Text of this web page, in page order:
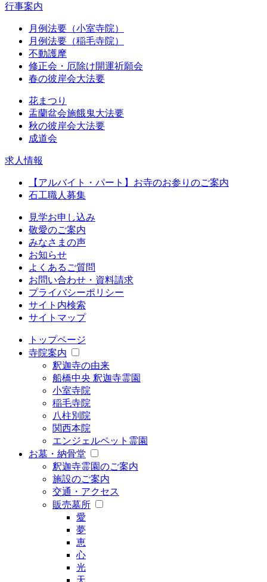
行事案内
月例法要（小室寺院）
月例法要（稲毛寺院）
不動護摩
修正会・厄除け開運祈願会
春の彼岸会大法要
花まつり
盂蘭盆会施餓鬼大法要
秋の彼岸会大法要
成道会
求人情報
【アルバイト・パート】お寺のお参りのご案内
石工職人募集
見学お申し込み
敬愛のご案内
みなさまの声
お知らせ
よくあるご質問
お問い合わせ・資料請求
プライバシーポリシー
サイト内検索
サイトマップ
トップページ
寺院案内
釈迦寺の由来
船橋中央 釈迦寺霊園
小室寺院
稲毛寺院
八柱別院
関西本院
エンジェルペット霊園
お墓・納骨堂
釈迦寺霊園のご案内
施設のご案内
交通・アクセス
販売墓所
愛
夢
恵
心
光
天